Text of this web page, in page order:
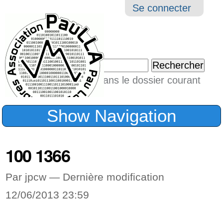
Outils
Se connecter
Chercher par
Seulement dans le dossier courant
Recherche
Show Navigation
100 1366
Par jpcw — Dernière modification
12/06/2013 23:59